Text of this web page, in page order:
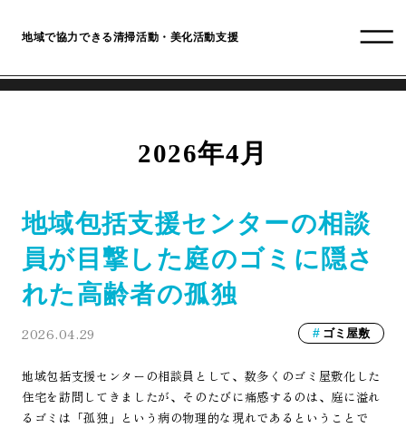
地域で協力できる清掃活動・美化活動支援
2026年4月
地域包括支援センターの相談
員が目撃した庭のゴミに隠さ
れた高齢者の孤独
2026.04.29 ゴミ屋敷
地域包括支援センターの相談員として、数多くのゴミ屋敷化した
住宅を訪問してきましたが、そのたびに痛感するのは、庭に溢れ
るゴミは「孤独」という病の物理的な現れであるということで